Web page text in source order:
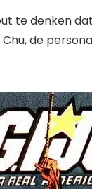
te denken
Chu, de